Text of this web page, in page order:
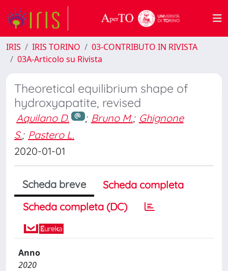
IRIS IRIS TORINO
03-CONTRIBUTO IN RIVISTA
03A-Articolo su Rivista
Theoretical equilibrium shape of
hydroxyapatite, revised
Aquilano D. ; Bruno M.; Ghignone
S.; Pastero L.
2020-01-01
Scheda breve
Scheda completa
Scheda completa (DC)
Anno
2020